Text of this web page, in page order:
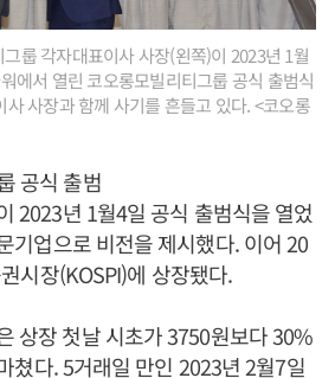
룹 각자대표이사 사장(왼쪽)이 2023년 1월
에서 열린 코오롱모빌리티그룹 공식 출범식
사장과 함께 사기를 흔들고 있다. <코오롱
공식 출범
2023년 1월4일 공식 출범식을 열었
기업으로 비전을 제시했다. 이어 20
시장(KOSPI)에 상장됐다.
상장 첫날 시초가 3750원보다 30%
쳤다. 5거래일 만인 2023년 2월7일